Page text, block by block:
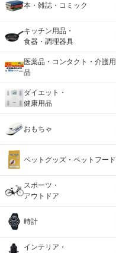
本・雑誌・コミック
キッチン用品・
食器・調理器具
医薬品・コンタクト・介護用
品
ダイエット・
健康用品
おもちゃ
ペットグッズ・ペットフード
スポーツ・
アウトドア
時計
インテリア・